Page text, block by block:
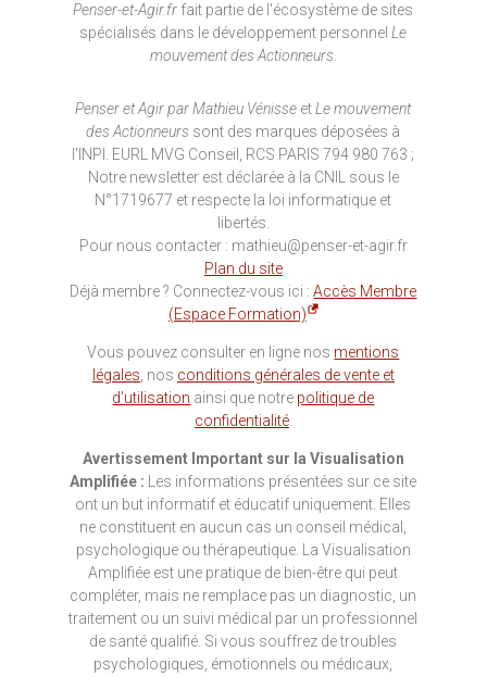
Penser-et-Agir.fr fait partie de l'écosystème de sites
spécialisés dans le développement personnelLe
mouvement des Actionneurs.
Penser et Agir par Mathieu Vénisse et Le mouvement
des Actionneurs sont des marques déposées à
l'INPI. EURL MVG Conseil, RCS PARIS 794 980 763 ;
Notre newsletter est déclarée à la CNIL sous le
N°1719677 et respecte la loi informatique et
libertés.
Pour nous contacter : mathieu@penser-et-agir.fr
Plan du site
Déjà membre ? Connectez-vous ici :Accès Membre
(Espace Formation)
Vous pouvez consulter en ligne nos mentions
légales , nos conditions générales de vente et
d’utilisation ainsi que notre politique de
confidentialité.
Avertissement Important sur la Visualisation
Amplifiée : Les informations présentées sur ce site
ont un but informatif et éducatif uniquement. Elles
ne constituent en aucun cas un conseil médical,
psychologique ou thérapeutique. La Visualisation
Amplifiée est une pratique de bien-être qui peut
compléter, mais ne remplace pas un diagnostic, un
traitement ou un suivi médical par un professionnel
de santé qualifié. Si vous souffrez de troubles
psychologiques, émotionnels ou médicaux,